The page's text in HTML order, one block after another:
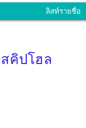
ลิสท์รายชื่อ
คิปโฮล